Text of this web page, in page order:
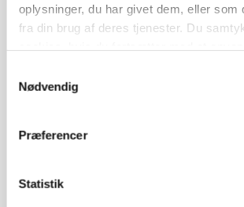
oplysninger, du har givet dem, eller som
fra din brug af deres tjenester. Du
Nødvendig
Præferencer
Statistik
Leder til klimastald
Klimastald
9670, Løgstør